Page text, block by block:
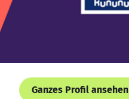
Ganzes Profil ansehen